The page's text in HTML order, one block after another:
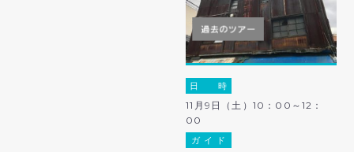
日 時
11月9日（土）10：00～12：
00
ガ イ ド